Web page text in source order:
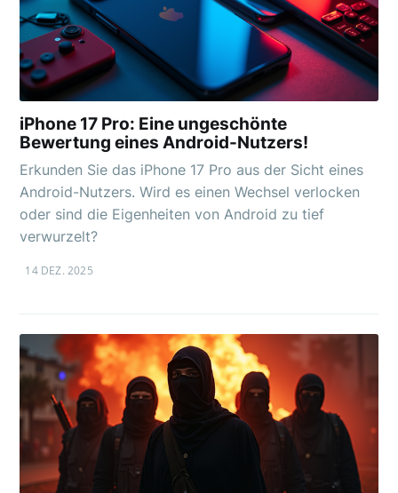
iPhone 17 Pro: Eine ungeschönte
Bewertung eines Android-Nutzers!
Erkunden Sie das iPhone 17 Pro aus der Sicht eines
Android-Nutzers. Wird es einen Wechsel verlocken
oder sind die Eigenheiten von Android zu tief
verwurzelt?
14 DEZ. 2025